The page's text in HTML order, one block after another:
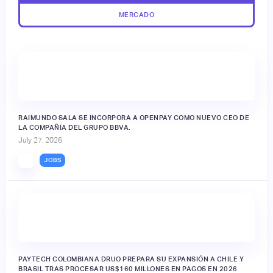
MERCADO
RAIMUNDO SALA SE INCORPORA A OPENPAY COMO NUEVO CEO DE
LA COMPAÑÍA DEL GRUPO BBVA.
July 27, 2026
JOBS
PAYTECH COLOMBIANA DRUO PREPARA SU EXPANSIÓN A CHILE Y
BRASIL TRAS PROCESAR US$160 MILLONES EN PAGOS EN 2026